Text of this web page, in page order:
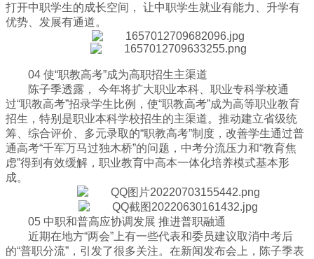
打开中职学生的成长空间， 让中职学生就业有能力、升学有
优势、发展有通道。
04 使“职教高考”成为高职招生主渠道
陈子季透露， 今年将扩大职业本科、职业专科学校通
过“职教高考”招录学生比例，使“职教高考”成为高等职业教育
招生，特别是职业本科学校招生的主渠道。推动建立省级统
筹、综合评价、多元录取的“职教高考”制度，改善学生通过普
通高考“千军万马过独木桥”的问题，中考分流压力和“教育焦
虑”得到有效缓解，职业教育中高本一体化培养模式基本形
成。
05 中职和普高应协调发展 推进普职融通
近期在地方“两会”上有一些代表和委员建议取消中考后
的“普职分流”，引发了很多关注。在新闻发布会上，陈子季表